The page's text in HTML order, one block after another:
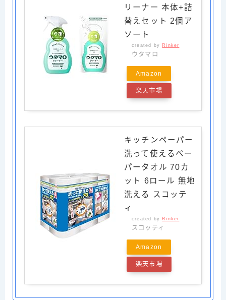
リーナー 本体+詰
替えセット 2個ア
ソート
created by Rinker
ウタマロ
Amazon
楽天市場
キッチンペーパー
洗って使えるペー
パータオル 70カ
ット 6ロール 無地
洗える スコッテ
ィ
created by Rinker
スコッティ
Amazon
楽天市場